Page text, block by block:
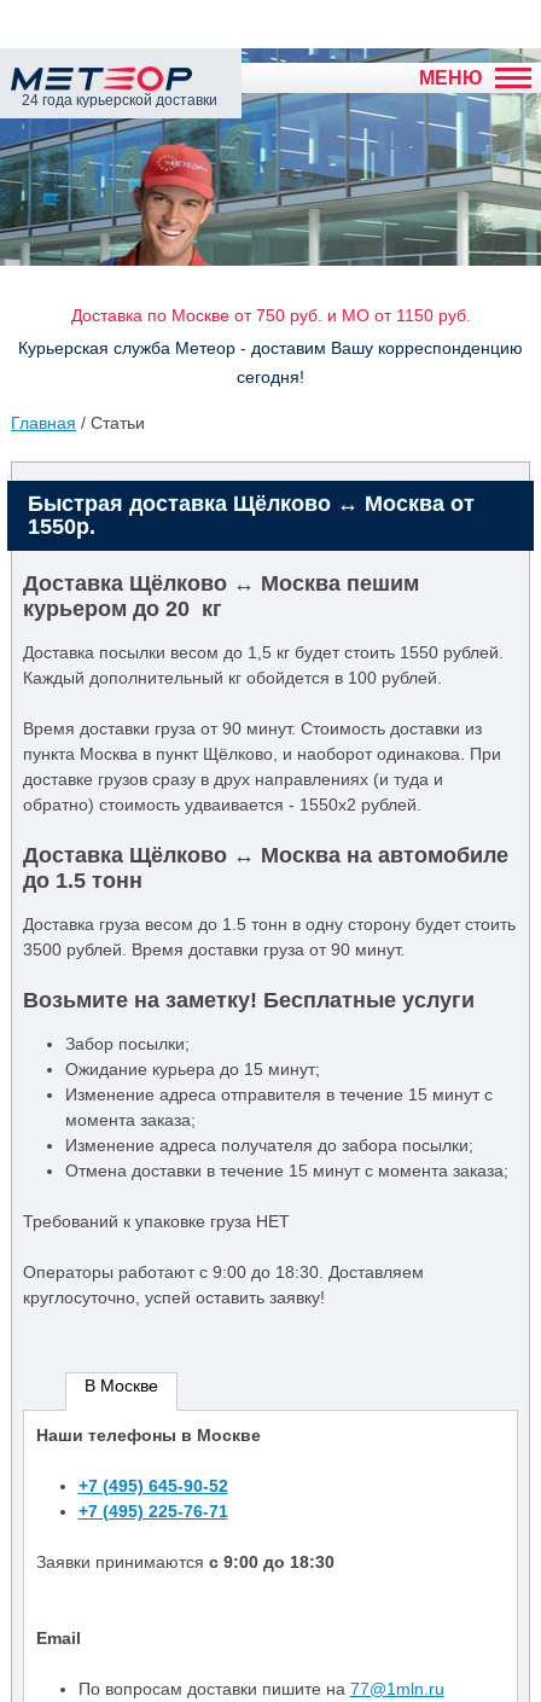
24 года курьерской доставки
МЕНЮ
Доставка по Москве от 750 руб. и МО от 1150 руб.
Курьерская служба Метеор - доставим Вашу корреспонденцию
сегодня!
Главная / Статьи
Быстрая доставка Щёлково ↔ Москва от
1550р.
Доставка Щёлково ↔ Москва пешим
курьером до 20 кг
Доставка посылки весом до 1,5 кг будет стоить 1550 рублей.
Каждый дополнительный кг обойдется в 100 рублей.
Время доставки груза от 90 минут. Стоимость доставки из
пункта Москва в пункт Щёлково, и наоборот одинакова. При
доставке грузов сразу в друх направлениях (и туда и
обратно) стоимость удваивается - 1550x2 рублей.
Доставка Щёлково ↔ Москва на автомобиле
до 1.5 тонн
Доставка груза весом до 1.5 тонн в одну сторону будет стоить
3500 рублей. Время доставки груза от 90 минут.
Возьмите на заметку! Бесплатные услуги
Забор посылки;
Ожидание курьера до 15 минут;
Изменение адреса отправителя в течение 15 минут с
момента заказа;
Изменение адреса получателя до забора посылки;
Отмена доставки в течение 15 минут с момента заказа;
Требований к упаковке груза НЕТ
Операторы работают c 9:00 до 18:30. Доставляем
круглосуточно, успей оставить заявку!
В Москве
Наши телефоны в Москве
+7 (495) 645-90-52
+7 (495) 225-76-71
Заявки принимаются с 9:00 до 18:30
Email
По вопросам доставки пишите на 77@1mln.ru